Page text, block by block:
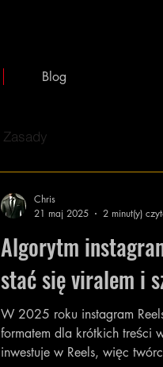
Blog
Algorytm
stać się viralem i
W 2025 roku instagram
formatem dla krótkich treści
inwestuje w Reels, więc
Chris
21 maj 2025
2 minut(y)
Zasady